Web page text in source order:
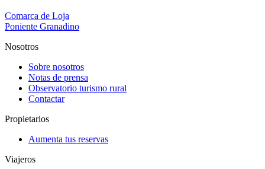
Comarca de Loja
Poniente Granadino
Nosotros
Sobre nosotros
Notas de prensa
Observatorio turismo rural
Contactar
Propietarios
Aumenta tus reservas
Viajeros